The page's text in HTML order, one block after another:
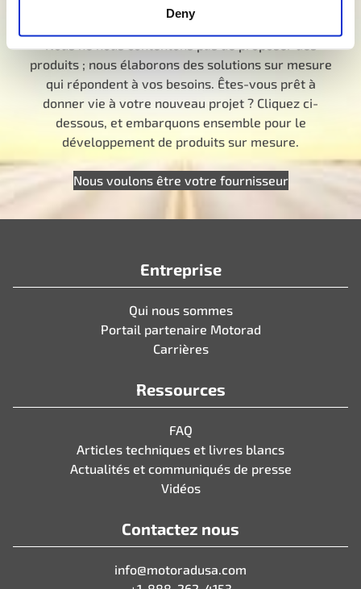
Deny
mesure ?
produits ; nous élaborons des solutions sur mesure
qui répondent à vos besoins. Êtes-vous prêt à
donner vie à votre nouveau projet ? Cliquez ci-
dessous, et embarquons ensemble pour le
développement de produits sur mesure.
Nous voulons être votre fournisseur
Entreprise
Qui nous sommes
Portail partenaire Motorad
Carrières
Ressources
FAQ
Articles techniques et livres blancs
Actualités et communiqués de presse
Vidéos
Contactez nous
info@motoradusa.com